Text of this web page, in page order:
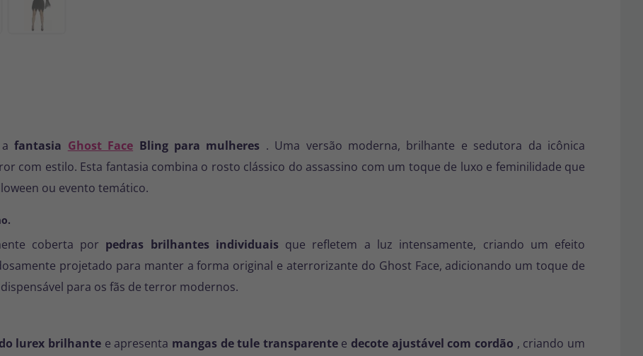
afantasia Ghost Face Bling para mulheres . Uma versão moderna, brilhante e sedutora da icônica
com estilo. Esta fantasia combina o rosto clássico do assassino com um toque de luxo e feminilidade que
ou evento temático.
coberta por pedras brilhantes individuaisque refletem a luz intensamente, criando um efeito
projetado para manter a forma original e aterrorizante do Ghost Face, adicionando um toque de
para os fãs de terror modernos.
lurex brilhantee apresenta mangas de tule transparentee decote ajustável com cordão , criando um